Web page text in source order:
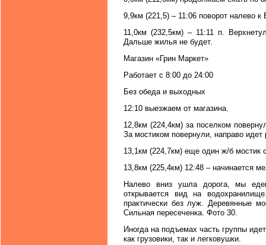
9,9км (221,5) – 11:06 поворот налево к
11,0км (232,5км) – 11:11 п.
Дальше жилья не будет.
Магазин «Грин Маркет»
Работает с 8:00 до 24:00
Без обеда и выходных
12:10 выезжаем от магазина.
12,8км (224,4км) за поселком
За мостиком повернули, направо идет
13,1км (224,7км) еще один ж/б мостик
13,8км (225,4км) 12:48 – начинается
Налево вниз ушла дорога, мы
открывается вид на
практически без луж. Деревянные
Сильная пересеченка. Фото 30.
Иногда на подъемах часть группы
как грузовики, так и легковушки.